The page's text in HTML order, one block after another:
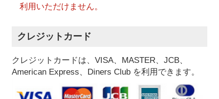
利用いただけません。
クレジットカード
クレジットカードは、VISA、MASTER、JCB、
American Express、Diners Club を利用できます。